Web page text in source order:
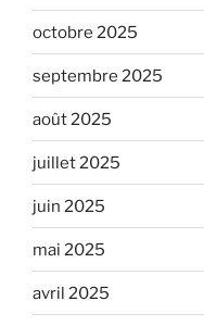
octobre 2025
septembre 2025
août 2025
juillet 2025
juin 2025
mai 2025
avril 2025